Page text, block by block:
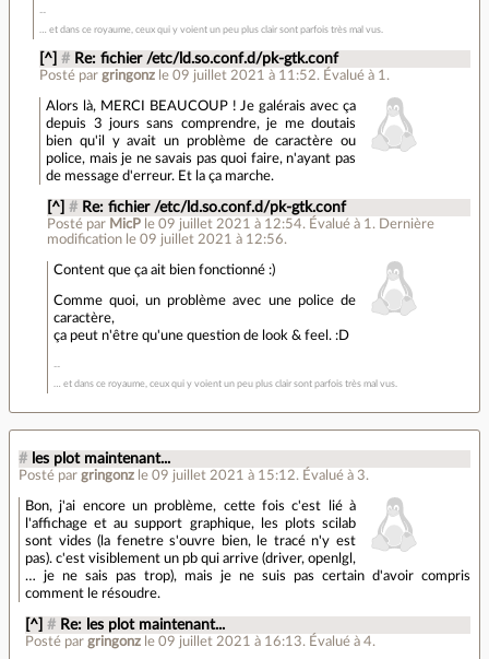
… et dans ce royaume, ceux qui y voient un peu plus clair sont parfois très mal vus.
[^] # Re: fichier /etc/ld.so.conf.d/pk-gtk.conf
Posté pargringonz le 09 juillet 2021 à 11:52. Évalué à 1 .
Alors là, MERCI BEAUCOUP ! Je galérais avec ça
depuis 3 jours sans comprendre, je me doutais
bien qu'il y avait un problème de caractère ou
police, mais je ne savais pas quoi faire, n'ayant pas
de message d'erreur. Et la ça marche.
[^] # Re: fichier /etc/ld.so.conf.d/pk-gtk.conf
Posté par MicP le 09 juillet 2021 à 12:54. Évalué à 1 . Dernière
modification le 09 juillet 2021 à 12:56.
Content que ça ait bien fonctionné :)
Comme quoi, un problème avec une police de
caractère,
ça peut n'être qu'une question de look & feel. :D
… et dans ce royaume, ceux qui y voient un peu plus clair sont parfois très mal vus.
# les plot maintenant...
Posté par gringonz le 09 juillet 2021 à 15:12. Évalué à 3.
Bon, j'ai encore un problème, cette fois c'est lié à
l'affichage et au support graphique, les plots scilab
sont vides (la fenetre s'ouvre bien, le tracé n'y est
pas). c'est visiblement un pb qui arrive (driver, openlgl,
… je ne sais pas trop), mais je ne suis pas certain d'avoir compris
comment le résoudre.
[^] # Re: les plot maintenant...
Posté pargringonz le 09 juillet 2021 à 16:13. Évalué à4.